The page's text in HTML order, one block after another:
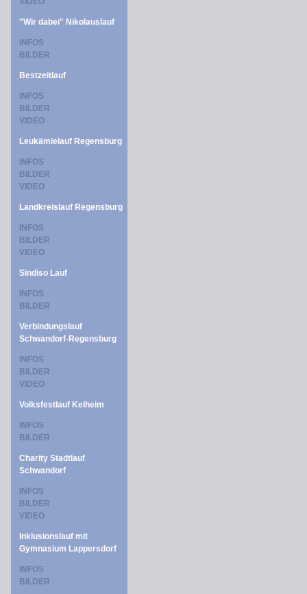
"Wir dabei" Nikolauslauf
INFOS
BILDER
Bestzeitlauf
INFOS
BILDER
VIDEO
Leukämielauf Regensburg
INFOS
BILDER
VIDEO
Landkreislauf Regensburg
INFOS
BILDER
VIDEO
Sindiso Lauf
INFOS
BILDER
Verbindungslauf
Schwandorf-Regensburg
INFOS
BILDER
VIDEO
Volksfestlauf Kelheim
INFOS
BILDER
Charity Stadtlauf
Schwandorf
INFOS
BILDER
VIDEO
Inklusionslauf mit
Gymnasium Lappersdorf
INFOS
BILDER